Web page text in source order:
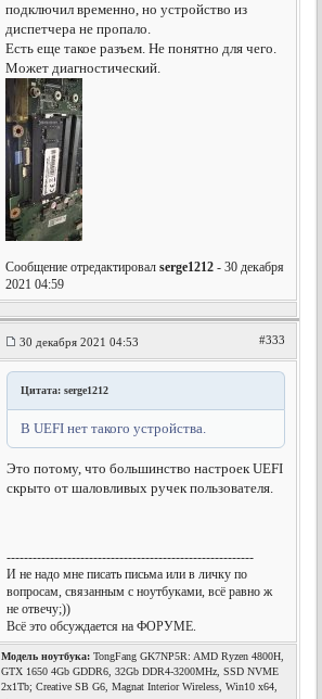
подключил временно, но устройство из
диспетчера не пропало.
Есть еще такое разъем. Не понятно для чего.
Может диагностический.
Сообщение отредактировалserge1212 - 30 декабря
2021 04:59
30 декабря 2021 04:53 #333
Цитата: serge1212
В UEFI нет такого устройства.
Это потому, что большинство настроек UEFI
скрыто от шаловливых ручек пользователя.
---------------------------------------------------------
И не надо мне писать письма или в личку по
вопросам, связанным с ноутбуками, всё равно ж
не отвечу;))
Всё это обсуждается на ФОРУМЕ.
Модель ноутбука: TongFang GK7NP5R: AMD Ryzen 4800H,
GTX 1650 4Gb GDDR6, 32Gb DDR4-3200MHz, SSD NVME
2x1Tb; Creative SB G6, Magnat Interior Wireless, Win10 x64,